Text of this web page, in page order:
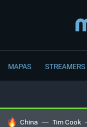
MAPAS STREAMERS
HOY SE HABLA DE
China Tim Cook